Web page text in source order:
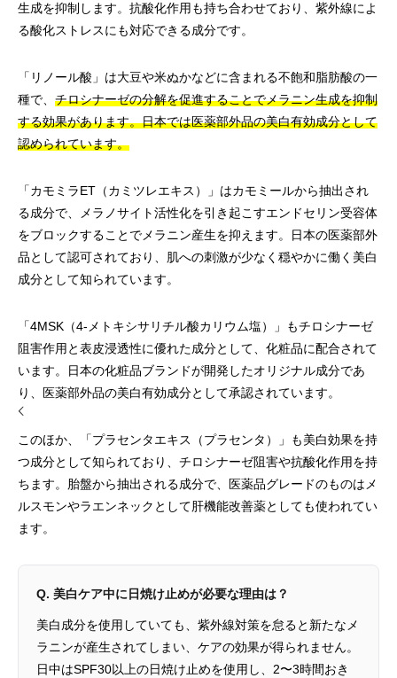
生成を抑制します。抗酸化作用も持ち合わせており、紫外線によ
る酸化ストレスにも対応できる成分です。
「リノール酸」は大豆や米ぬかなどに含まれる不飽和脂肪酸の一
種で、 チロシナーゼの分解を促進することでメラニン生成を抑制
する効果があります。日本では医薬部外品の美白有効成分として
認められています。
「カモミラET（カミツレエキス）」はカモミールから抽出され
る成分で、メラノサイト活性化を引き起こすエンドセリン受容体
をブロックすることでメラニン産生を抑えます。日本の医薬部外
品として認可されており、肌への刺激が少なく穏やかに働く美白
成分として知られています。
「4MSK（4-メトキシサリチル酸カリウム塩）」もチロシナーゼ
阻害作用と表皮浸透性に優れた成分として、化粧品に配合されて
います。日本の化粧品ブランドが開発したオリジナル成分であ
り、医薬部外品の美白有効成分として承認されています。
このほか、「プラセンタエキス（プラセンタ）」も美白効果を持
つ成分として知られており、チロシナーゼ阻害や抗酸化作用を持
ちます。胎盤から抽出される成分で、医薬品グレードのものはメ
ルスモンやラエンネックとして肝機能改善薬としても使われてい
ます。
Q. 美白ケア中に日焼け止めが必要な理由は？
美白成分を使用していても、紫外線対策を怠ると新たなメ
ラニンが産生されてしまい、ケアの効果が得られません。
日中はSPF30以上の日焼け止めを使用し、2〜3時間おき